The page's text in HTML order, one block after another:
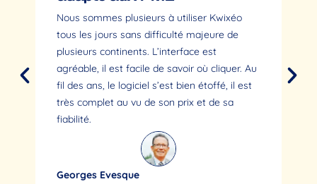
Nous sommes plusieurs à utiliser Kwixéo
tous les jours sans difficulté majeure de
plusieurs continents. L’interface est
agréable, il est facile de savoir où cliquer. Au
fil des ans, le logiciel s’est bien étoffé, il est
très complet au vu de son prix et de sa
fiabilité.
Georges Evesque